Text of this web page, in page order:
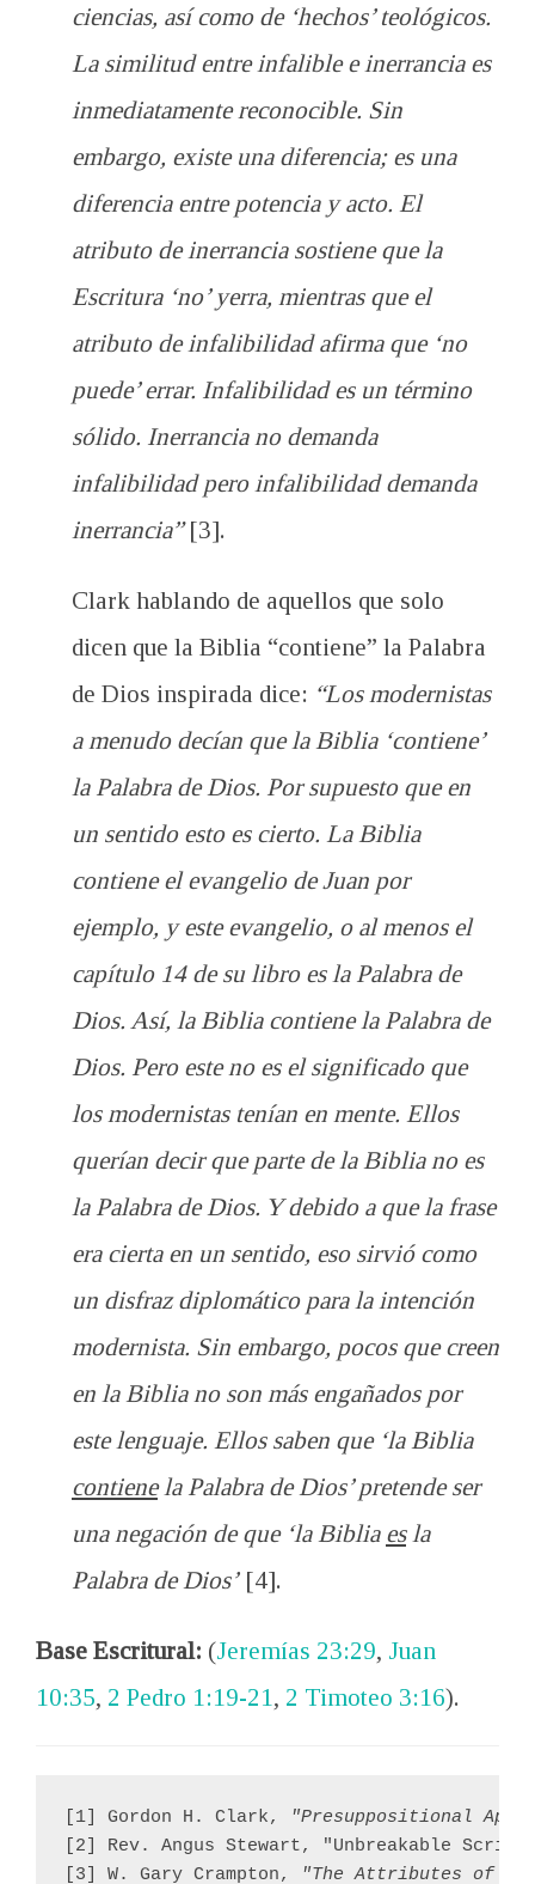
ciencias, así como de ‘hechos’ teológicos.
La similitud entre infalible e inerrancia es
inmediatamente reconocible. Sin
embargo, existe una diferencia; es una
diferencia entre potencia y acto. El
atributo de inerrancia sostiene que la
Escritura ‘no’ yerra, mientras que el
atributo de infalibilidad afirma que ‘no
puede’ errar. Infalibilidad es un término
sólido. Inerrancia no demanda
infalibilidad pero infalibilidad demanda
inerrancia”[3].
Clark hablando de aquellos que solo
dicen que la Biblia “contiene” la Palabra
de Dios inspirada dice: “Los modernistas
a menudo decían que la Biblia ‘contiene’
la Palabra de Dios. Por supuesto que en
un sentido esto es cierto. La Biblia
contiene el evangelio de Juan por
ejemplo, y este evangelio, o al menos el
capítulo 14 de su libro es la Palabra de
Dios. Así, la Biblia contiene la Palabra de
Dios. Pero este no es el significado que
los modernistas tenían en mente. Ellos
querían decir que parte de la Biblia no es
la Palabra de Dios. Y debido a que la frase
era cierta en un sentido, eso sirvió como
un disfraz diplomático para la intención
modernista. Sin embargo, pocos que creen
en la Biblia no son más engañados por
este lenguaje. Ellos saben que ‘la Biblia
contienela Palabra de Dios’ pretende ser
una negación de que ‘la Biblia esla
Palabra de Dios’[4].
Base Escritural: (Jeremías 23:29, Juan
10:35, 2 Pedro 1:19-21, 2 Timoteo 3:16).
[1] Gordon H. Clark,
"Presuppositional
[2] Rev. Angus Stewart, "Unbreakable
[3] W. Gary Crampton,
"The Attributes of